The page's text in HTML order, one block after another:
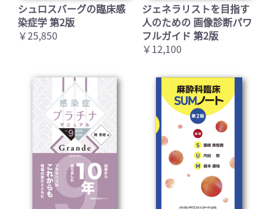
シュロスバーグの臨床感
染症学 第2版
￥25,850
ジェネラリストを目指す
人のための 画像診断パワ
フルガイド 第2版
￥12,100